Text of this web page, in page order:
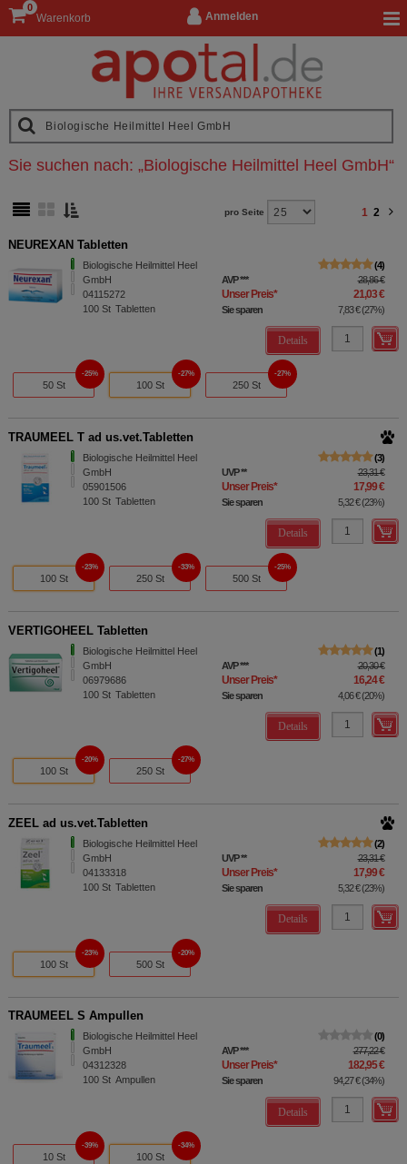
Anmelden
Warenkorb
0
Sie suchen nach: „Biologische Heilmittel Heel GmbH“
pro Seite 1 2
NEUREXAN Tabletten
Biologische Heilmittel Heel
GmbH
04115272
100 St Tabletten
4
AVP*** 28,86 €
Unser Preis* 21,03 €
Sie sparen 7,83 €(27%)
Details
50 St
25%
100 St
27%
250 St
27%
TRAUMEEL T ad us.vet.Tabletten
Biologische Heilmittel Heel
GmbH
05901506
100 St Tabletten
3
UVP** 23,31 €
Unser Preis* 17,99 €
Sie sparen 5,32 €(23%)
Details
100 St
23%
250 St
33%
500 St
25%
VERTIGOHEEL Tabletten
Biologische Heilmittel Heel
GmbH
06979686
100 St Tabletten
1
AVP*** 20,30 €
Unser Preis* 16,24 €
Sie sparen 4,06 €(20%)
Details
100 St
20%
250 St
27%
ZEEL ad us.vet.Tabletten
Biologische Heilmittel Heel
GmbH
04133318
100 St Tabletten
2
UVP** 23,31 €
Unser Preis* 17,99 €
Sie sparen 5,32 €(23%)
Details
100 St
23%
500 St
20%
TRAUMEEL S Ampullen
Biologische Heilmittel Heel
GmbH
04312328
100 St Ampullen
0
AVP*** 277,22 €
Unser Preis* 182,95 €
Sie sparen 94,27 €(34%)
Details
10 St
39%
100 St
34%